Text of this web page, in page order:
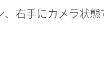
、右手にカメラ状態